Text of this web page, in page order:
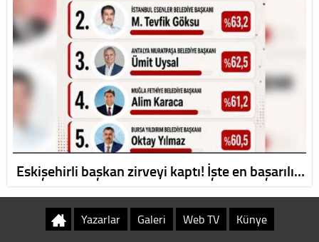
Eskişehirli başkan zirveyi kaptı! İşte en başarılı…
Yazarlar Galeri Web TV Künye